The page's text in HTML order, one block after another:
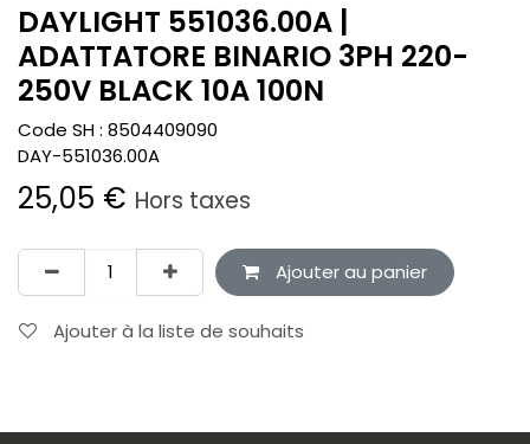
DAYLIGHT 551036.00A |
ADATTATORE BINARIO 3PH 220-
250V BLACK 10A 100N
Code SH : 8504409090
DAY-551036.00A
25,05 € Hors taxes
Ajouter au panier
Ajouter à la liste de souhaits